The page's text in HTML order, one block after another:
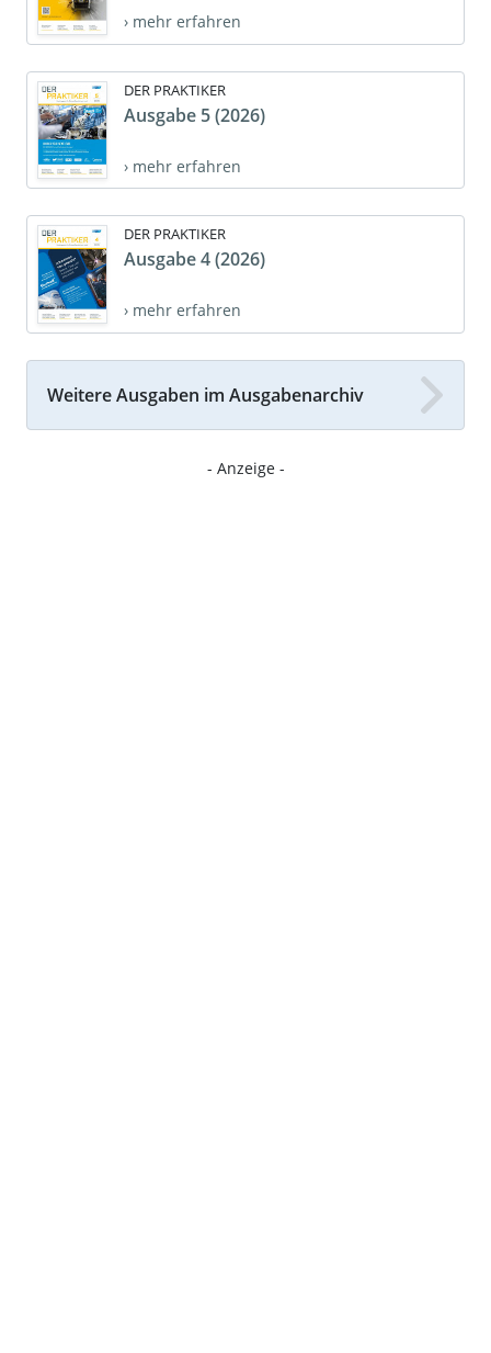
› mehr erfahren
DER PRAKTIKER
Ausgabe 5 (2026)
› mehr erfahren
DER PRAKTIKER
Ausgabe 4 (2026)
› mehr erfahren
Weitere Ausgaben im Ausgabenarchiv
- Anzeige -